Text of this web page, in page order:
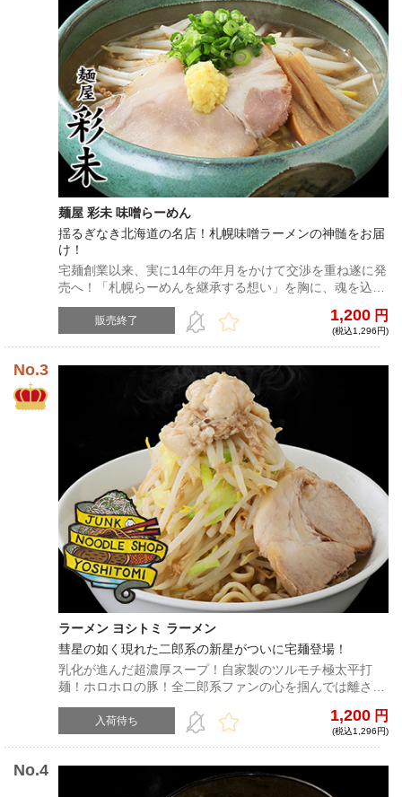
し他商品を早くお受け取りになられたい場合は、予約販売
商品と分けてご注文ください。
麺屋 彩未 味噌らーめん
揺るぎなき北海道の名店！札幌味噌ラーメンの神髄をお届
け！
宅麺創業以来、実に14年の年月をかけて交渉を重ね遂に発
売へ！「札幌らーめんを継承する想い」を胸に、魂を込め
て手間暇をかけた嘘のない一杯が此処に！！
販売終了 1,200 円
(税込1,296円)
ラーメン ヨシトミ ラーメン
彗星の如く現れた二郎系の新星がついに宅麺登場！
乳化が進んだ超濃厚スープ！自家製のツルモチ極太平打
麺！ホロホロの豚！全二郎系ファンの心を掴んでは離さな
い至高の一杯をご堪能あれ！
入荷待ち 1,200 円
(税込1,296円)